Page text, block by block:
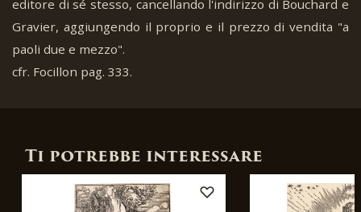
editore di sé stesso, cancellando l'indirizzo di Bouchard e
Gravier, aggiungendo il proprio e il prezzo di vendita "a
paoli due e mezzo".
cfr. Focillon pag. 333.
Ti potrebbe interessare